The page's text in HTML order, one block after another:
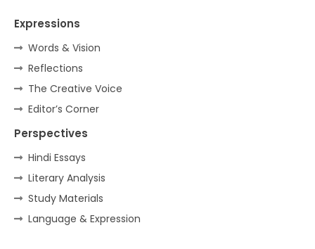
Expressions
Words & Vision
Reflections
The Creative Voice
Editor’s Corner
Perspectives
Hindi Essays
Literary Analysis
Study Materials
Language & Expression